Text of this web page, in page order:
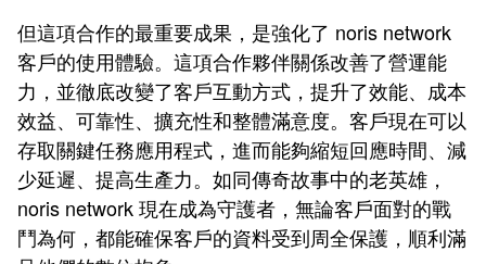
但這項合作的最重要成果，是強化了 noris network
客戶的使用體驗。這項合作夥伴關係改善了營運能
力，並徹底改變了客戶互動方式，提升了效能、成本
效益、可靠性、擴充性和整體滿意度。客戶現在可以
存取關鍵任務應用程式，進而能夠縮短回應時間、減
少延遲、提高生產力。如同傳奇故事中的老英雄，
noris network現在成為守護者，無論客戶面對的戰
鬥為何，都能確保客戶的資料受到周全保護，順利滿